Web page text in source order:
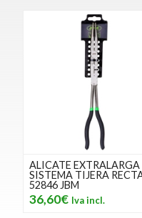
ALICATE EXTRALARGA
SISTEMA TIJERA
52846 JBM
36,60€